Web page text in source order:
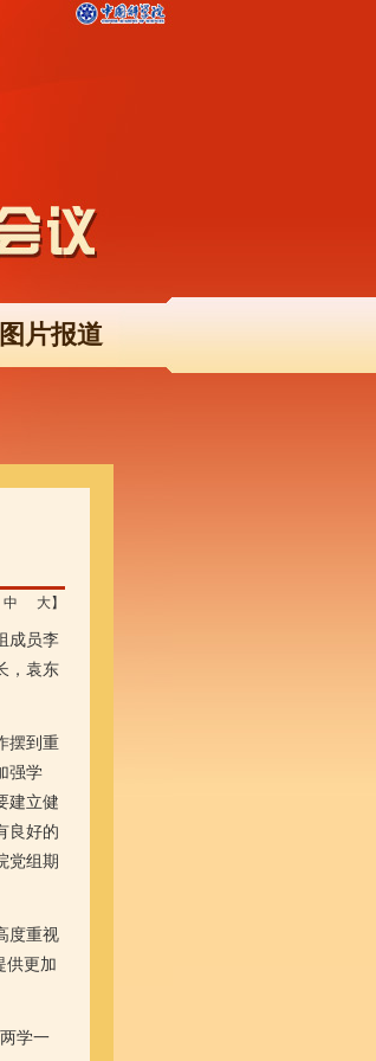
图片报道
中 大】
成员李
，袁东
摆到重
强学
建立健
良好的
党组期
度重视
供更加
学一